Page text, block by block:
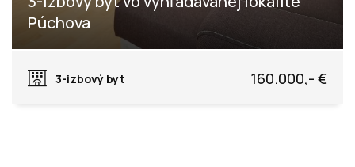
Púchova
3-izbový byt
160.000,- €